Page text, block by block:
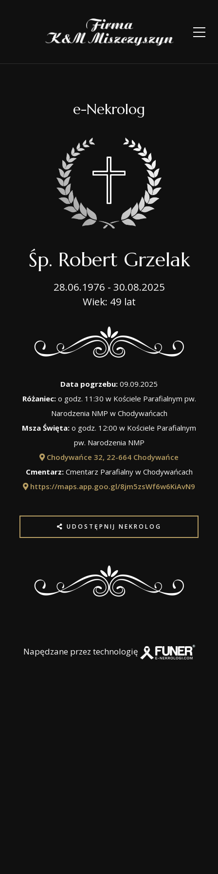
e-Nekrolog
Śp. Robert Grzelak
28.06.1976 - 30.08.2025
Wiek: 49 lat
Data pogrzebu: 09.09.2025
Różaniec:o godz. 11:30 w Kościele Parafialnym pw.
Narodzenia NMP w Chodywańcach
Msza Święta: o godz. 12:00 w Kościele Parafialnym
pw. Narodzenia NMP
Chodywańce 32, 22-664 Chodywańce
Cmentarz:Cmentarz Parafialny w Chodywańcach
https://maps.app.goo.gl/8jm5zsWf6w6KiAvN9
UDOSTĘPNIJ NEKROLOG
Napędzane przez technologię